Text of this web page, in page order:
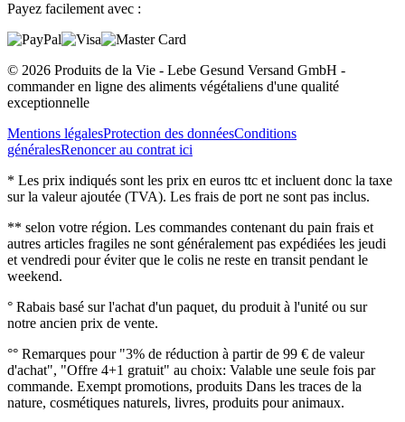
Payez facilement avec :
© 2026 Produits de la Vie - Lebe Gesund Versand GmbH -
commander en ligne des aliments végétaliens d'une qualité
exceptionnelle
Mentions légalesProtection des donnéesConditions
généralesRenoncer au contrat ici
* Les prix indiqués sont les prix en euros ttc et incluent donc la taxe
sur la valeur ajoutée (TVA). Les frais de port ne sont pas inclus.
** selon votre région. Les commandes contenant du pain frais et
autres articles fragiles ne sont généralement pas expédiées les jeudi
et vendredi pour éviter que le colis ne reste en transit pendant le
weekend.
° Rabais basé sur l'achat d'un paquet, du produit à l'unité ou sur
notre ancien prix de vente.
°° Remarques pour "3% de réduction à partir de 99 € de valeur
d'achat", "Offre 4+1 gratuit" au choix: Valable une seule fois par
commande. Exempt promotions, produits Dans les traces de la
nature, cosmétiques naturels, livres, produits pour animaux.